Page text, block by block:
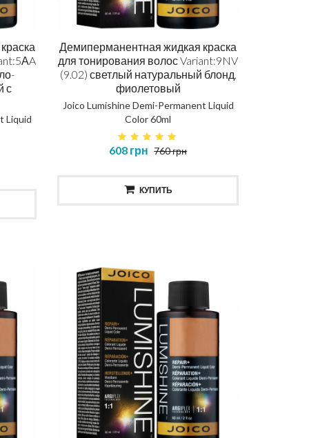
с
Liquid
Демиперманентная жидкая краска
для тонирования волос Variant:9NV
(9.02) светлый натуральный блонд,
фиолетовый
Joico Lumishine Demi-Permanent Liquid
Color 60ml
608 грн 760 грн
КУПИТЬ